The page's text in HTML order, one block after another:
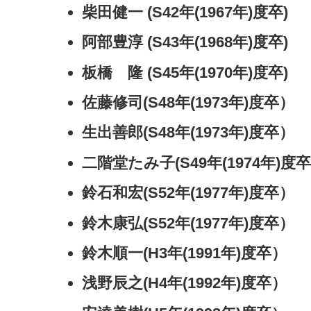
柴田健一 (S42年(1967年)度卒)
阿部豊淳 (S43年(1968年)度卒)
板橋 隆 (S45年(1970年)度卒)
佐藤修司(S48年(1973年)度卒）
生出善郎(S48年(1973年)度卒）
二階堂たみ子(S49年(1974年)度
鈴石和宏(S52年(1977年)度卒）
鈴木康弘(S52年(1977年)度卒）
鈴木順一(H3年(1991年)度卒）
浅野辰之(H4年(1992年)度卒）